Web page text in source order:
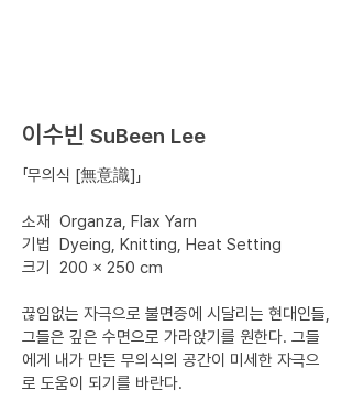
이수빈 SuBeen Lee
​「무의식 [無意識]」
소재 Organza, Flax Yarn
기법 Dyeing, Knitting, Heat Setting
크기 200 × 250 cm
끊임없는 자극으로 불면증에 시달리는 현대인들,
그들은 깊은 수면으로 가라앉기를 원한다. 그들
에게 내가 만든 무의식의 공간이 미세한 자극으
로 도움이 되기를 바란다.